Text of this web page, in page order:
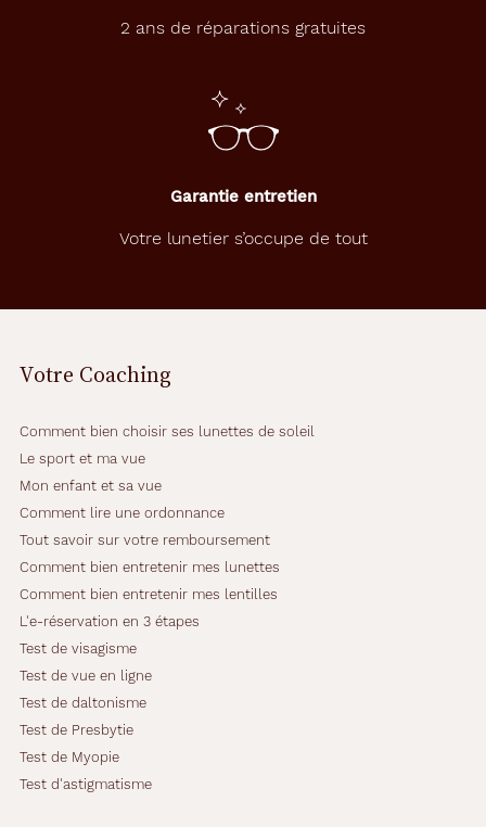
2 ans de réparations gratuites
Garantie entretien
Votre lunetier s’occupe de tout
Votre Coaching
Comment bien choisir ses lunettes de soleil
Le sport et ma vue
Mon enfant et sa vue
Comment lire une ordonnance
Tout savoir sur votre remboursement
Comment bien entretenir mes lunettes
Comment bien entretenir mes lentilles
L'e-réservation en 3 étapes
Test de visagisme
Test de vue en ligne
Test de daltonisme
Test de Presbytie
Test de Myopie
Test d'astigmatisme